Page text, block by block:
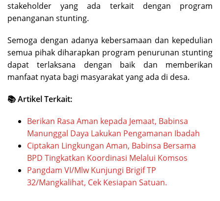
stakeholder yang ada terkait dengan program
penanganan stunting.
Semoga dengan adanya kebersamaan dan kepedulian
semua pihak diharapkan program penurunan stunting
dapat terlaksana dengan baik dan memberikan
manfaat nyata bagi masyarakat yang ada di desa.
📚 Artikel Terkait:
Berikan Rasa Aman kepada Jemaat, Babinsa
Manunggal Daya Lakukan Pengamanan Ibadah
Ciptakan Lingkungan Aman, Babinsa Bersama
BPD Tingkatkan Koordinasi Melalui Komsos
Pangdam VI/Mlw Kunjungi Brigif TP
32/Mangkalihat, Cek Kesiapan Satuan.